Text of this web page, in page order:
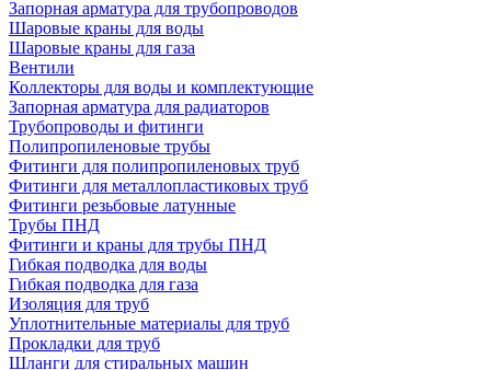
Запорная арматура для трубопроводов
Шаровые краны для воды
Шаровые краны для газа
Вентили
Коллекторы для воды и комплектующие
Запорная арматура для радиаторов
Трубопроводы и фитинги
Полипропиленовые трубы
Фитинги для полипропиленовых труб
Фитинги для металлопластиковых труб
Фитинги резьбовые латунные
Трубы ПНД
Фитинги и краны для трубы ПНД
Гибкая подводка для воды
Гибкая подводка для газа
Изоляция для труб
Уплотнительные материалы для труб
Прокладки для труб
Шланги для стиральных машин